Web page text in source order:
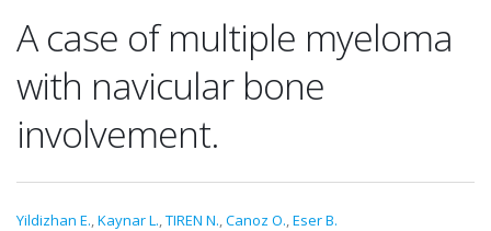
A case of multiple myeloma
with navicular bone
involvement.
Yildizhan E.,Kaynar L.,TIREN N.,Canoz O.,Eser B.